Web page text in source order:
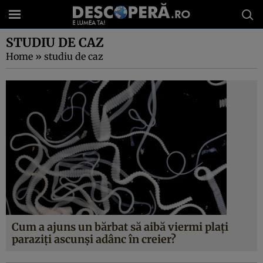
STUDIU DE CAZ
Home » studiu de caz
Cum a ajuns un bărbat să aibă viermi plați
paraziți ascunși adânc în creier?